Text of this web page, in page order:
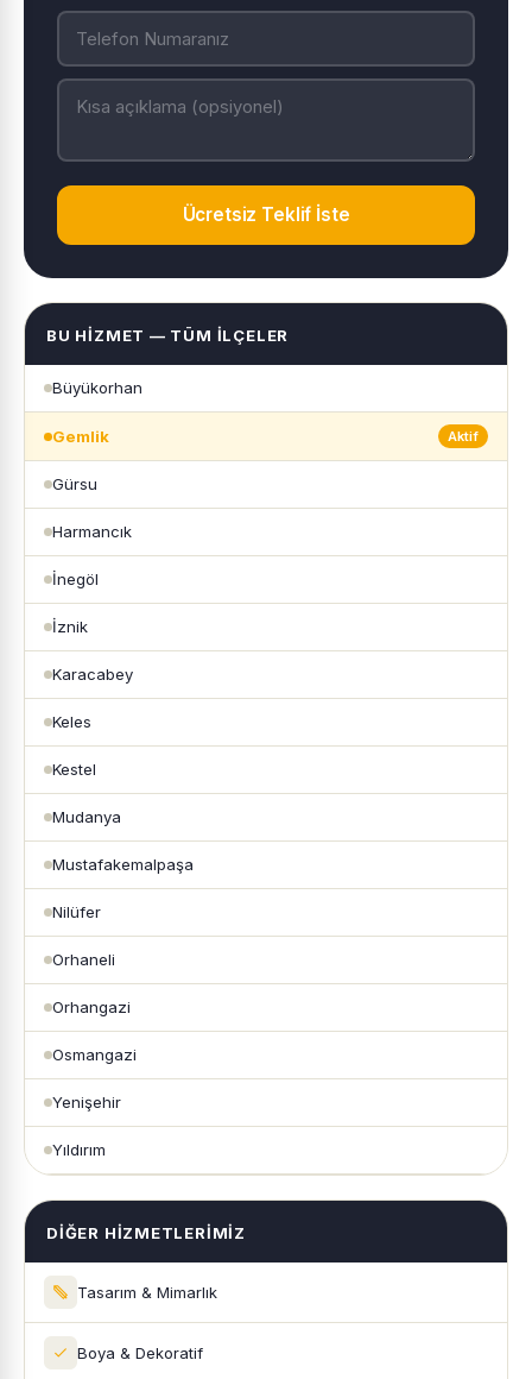
Ücretsiz Teklif İste
BU HIZMET — TÜM İLÇELER
Büyükorhan
Gemlik Aktif
Gürsu
Harmancık
İnegöl
İznik
Karacabey
Keles
Kestel
Mudanya
Mustafakemalpaşa
Nilüfer
Orhaneli
Orhangazi
Osmangazi
Yenişehir
Yıldırım
DIĞER HIZMETLERIMIZ
Tasarım & Mimarlık
Boya & Dekoratif